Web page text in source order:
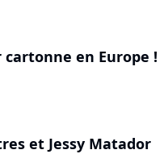
cartonne en Europe !
et Jessy Matador